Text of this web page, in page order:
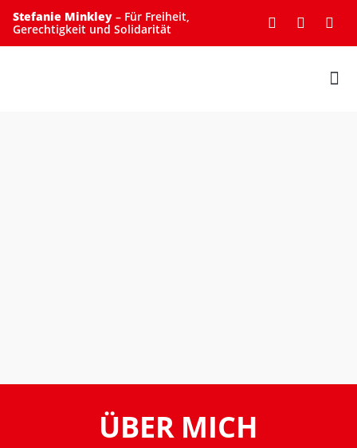
Stefanie Minkley – Für Freiheit,
Gerechtigkeit und Solidarität
ÜBER MICH